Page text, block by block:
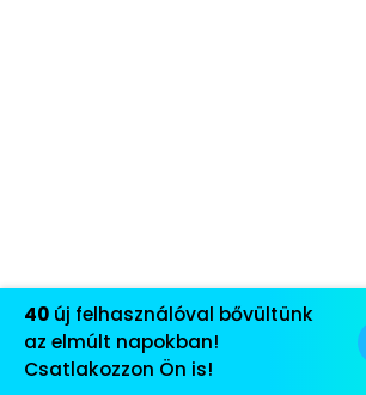
40 új felhasználóval bővültünk
az elmúlt napokban!
Csatlakozzon Ön is!